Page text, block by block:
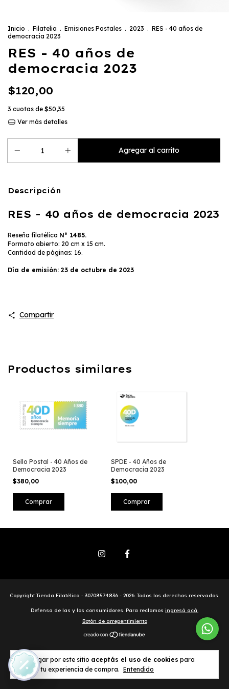
Al navegar por este sitio aceptás el uso de cookies para
agilizar tu experiencia de compra. Entendido
Inicio . Filatelia . Emisiones Postales . 2023 . RES - 40 años de
democracia 2023
RES - 40 años de
democracia 2023
$120,00
3 cuotas de $50,35
Ver más detalles
Descripción
RES - 40 años de democracia 2023
Reseña filatélica N° 1485.
Formato abierto: 20 cm x 15 cm.
Cantidad de páginas: 16.
Día de emisión: 23 de octubre de 2023
Compartir
Productos similares
Sello Postal - 40 Años de
Democracia 2023
$380,00
Comprar
SPDE - 40 Años de
Democracia 2023
$100,00
Copyright Tienda Filatélica - 30708574836 - 2026. Todos los derechos reservados.
Defensa de las y los consumidores. Para reclamos ingresá acá.
Botón de arrepentimiento